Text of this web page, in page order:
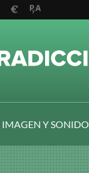
IMAGEN Y SONIDO